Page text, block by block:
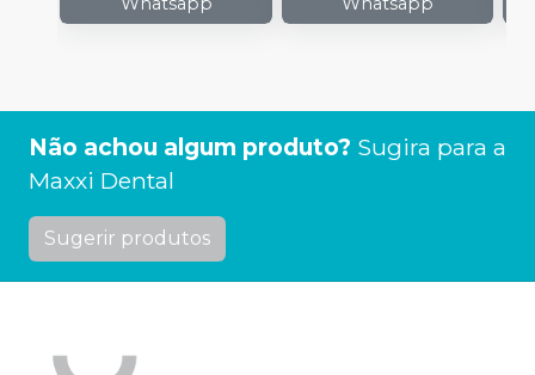
Não achou algum produto? Sugira para a
Maxxi Dental
Sugerir produtos